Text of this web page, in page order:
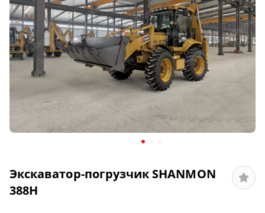
Экскаватор-погрузчик SHANMON
388H